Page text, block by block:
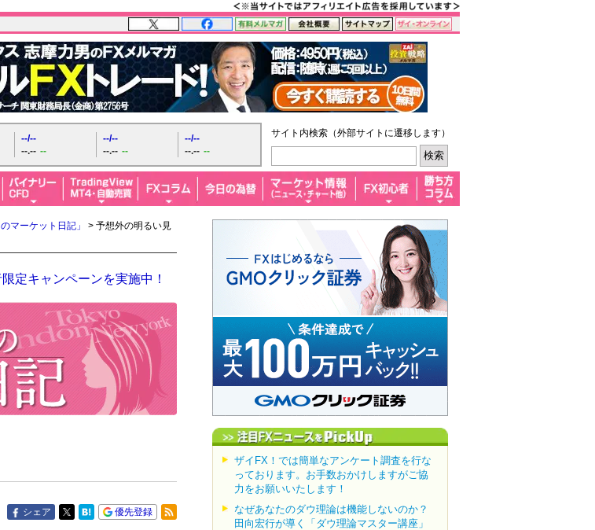
--/--
--.-- --
--/--
--.-- --
--/--
--.-- --
サイト内検索（外部サイトに遷移します）
マーケット日記」
> 予想外の明るい見
定キャンペーンを実施中！
シェア 優先登録
ザイFX！では簡単なアンケート調査を行な
っております。お手数おかけしますがご協
力をお願いいたします！
なぜあなたのダウ理論は機能しないのか？
田向宏行が導く「ダウ理論マスター講座」